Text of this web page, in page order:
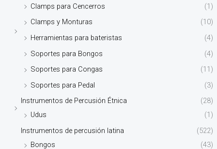
Clamps para Cencerros
(1)
Clamps y Monturas
(10)
Herramientas para bateristas
(4)
Soportes para Bongos
(4)
Soportes para Congas
(11)
Soportes para Pedal
(3)
Instrumentos de Percusión Étnica
(28)
Udus
(1)
Instrumentos de percusión latina
(522)
Bongos
(43)